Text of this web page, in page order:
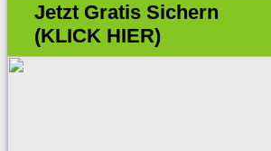
Jetzt Gratis Sichern
(KLICK HIER)